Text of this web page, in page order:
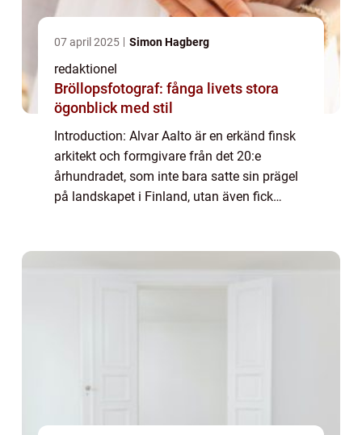
07 april 2025 Simon Hagberg
redaktionel
Bröllopsfotograf: fånga livets stora
ögonblick med stil
Introduction: Alvar Aalto är en erkänd finsk
arkitekt och formgivare från det 20:e
århundradet, som inte bara satte sin prägel
på landskapet i Finland, utan även fick